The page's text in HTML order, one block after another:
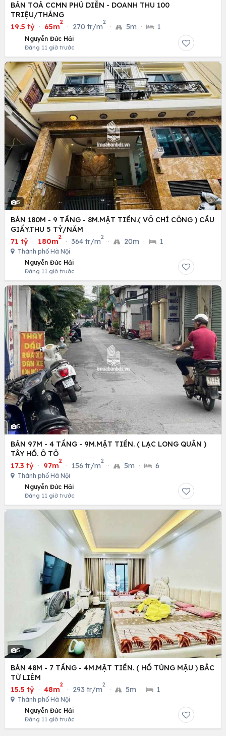
BÁN TOÀ CCMN PHÚ DIỄN - DOANH THU 100
TRIỆU/THÁNG
19.5 tỷ · 65m
2
· 270 tr/m
2
· 5m · 1
Nguyễn Đức Hải
Đăng 11 giờ trước
5
BÁN 180M - 9 TẦNG - 8M.MẶT TIỀN.( VÕ CHÍ CÔNG ) CẦU
GIẤY.THU 5 TỶ/NĂM
71 tỷ · 180m
2
· 364 tr/m
2
· 20m · 1
Thành phố Hà Nội
Nguyễn Đức Hải
Đăng 11 giờ trước
5
BÁN 97M - 4 TẦNG - 9M.MẶT TIỀN. ( LẠC LONG QUÂN )
TÂY HỒ. Ô TÔ
17.3 tỷ · 97m
2
· 156 tr/m
2
· 5m · 6
Thành phố Hà Nội
Nguyễn Đức Hải
Đăng 11 giờ trước
5
BÁN 48M - 7 TẦNG - 4M.MẶT TIỀN. ( HỒ TÙNG MẬU ) BẮC
TỪ LIÊM
15.5 tỷ · 48m
2
· 293 tr/m
2
· 5m · 1
Thành phố Hà Nội
Nguyễn Đức Hải
Đăng 11 giờ trước